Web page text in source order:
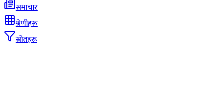
समाचार
श्रेणीहरू
स्रोतहरू